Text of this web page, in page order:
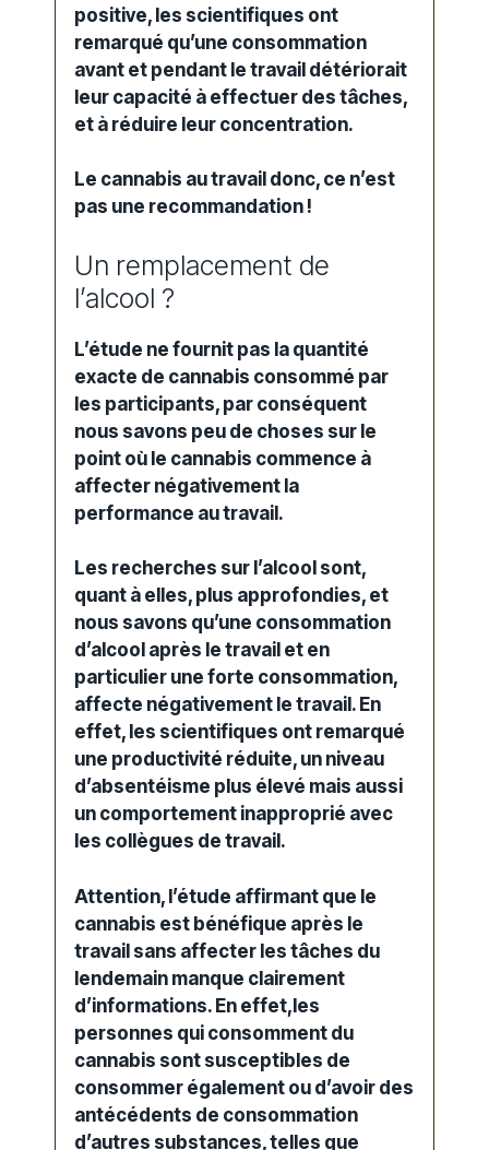
positive, les scientifiques ont
remarqué qu’une consommation
avant et pendant le travail détériorait
leur capacité à effectuer des tâches,
et à réduire leur concentration.
Le cannabis au travail donc, ce n’est
pas une recommandation !
Un remplacement de
l’alcool ?
L’étude ne fournit pas la quantité
exacte de cannabis consommé par
les participants, par conséquent
nous savons peu de choses sur le
point où le cannabis commence à
affecter négativement la
performance au travail.
Les recherches sur l’alcool sont,
quant à elles, plus approfondies, et
nous savons qu’une consommation
d’alcool après le travail et en
particulier une forte consommation,
affecte négativement le travail. En
effet, les scientifiques ont remarqué
une productivité réduite, un niveau
d’absentéisme plus élevé mais aussi
un comportement inapproprié avec
les collègues de travail.
Attention, l’étude affirmant que le
cannabis est bénéfique après le
travail sans affecter les tâches du
lendemain manque clairement
d’informations. En effet,les
personnes qui consomment du
cannabis sont susceptibles de
consommer également ou d’avoir des
antécédents de consommation
d’autres substances, telles que